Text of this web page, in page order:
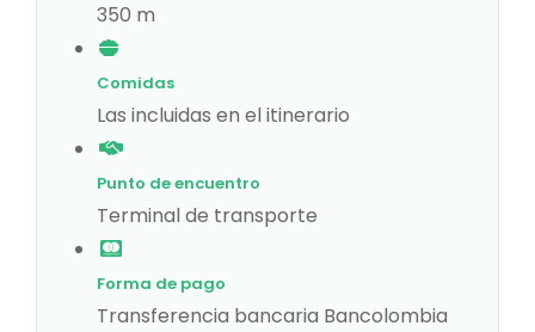
350 m
Comidas
Las incluidas en el itinerario
Punto de encuentro
Terminal de transporte
Forma de pago
Transferencia bancaria Bancolombia